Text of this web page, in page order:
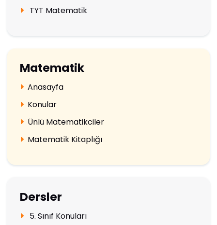
TYT Matematik
Matematik
Anasayfa
Konular
Ünlü Matematikciler
Matematik Kitaplığı
Dersler
5. Sınıf Konuları